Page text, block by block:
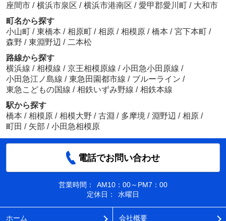
座間市 / 横浜市泉区 / 横浜市港南区 / 愛甲郡愛川町 / 大和市
町名から探す
小山町 / 東橋本 / 相原町 / 相原 / 相模原 / 橋本 / 宮下本町 /
森野 / 東淵野辺 / 二本松
路線から探す
横浜線 / 相模線 / 京王相模原線 / 小田急小田原線 /
小田急江ノ島線 / 東急田園都市線 / ブルーライン /
東急こどもの国線 / 相鉄いずみ野線 / 相鉄本線
駅から探す
橋本 / 相模原 / 相模大野 / 古淵 / 多摩境 / 淵野辺 / 相原 /
町田 / 矢部 / 小田急相模原
電話でお問い合わせ
営業時間：
AM10：00～PM7：00
定休日：
水曜日
ホーム 会社概要